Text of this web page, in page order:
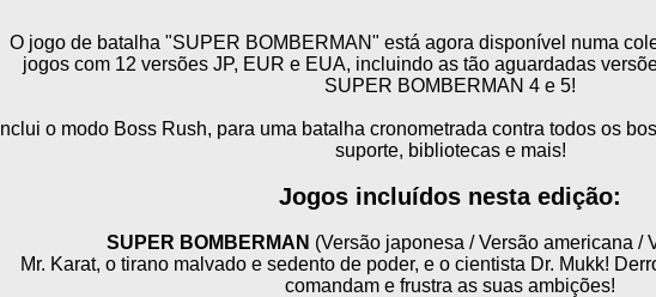
O jogo de batalha "SUPER BOMBERMAN" está agora disponível numa
jogos com 12 versões JP, EUR e EUA, incluindo as tão aguardadas
SUPER BOMBERMAN 4 e 5!
Inclui o modo Boss Rush, para uma batalha cronometrada contra todos os
suporte, bibliotecas e mais!
Jogos incluídos nesta edição:
SUPER BOMBERMAN (Versão japonesa / Versão americana /
Mr. Karat, o tirano malvado e sedento de poder, e o cientista Dr. Mukk!
comandam e frustra as suas ambições!